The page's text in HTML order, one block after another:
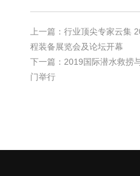
上一篇：行业顶尖专家云集
程装备展览会及论坛开幕
下一篇：2019国际潜水救捞
门举行